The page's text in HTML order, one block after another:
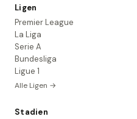
Ligen
Premier League
La Liga
Serie A
Bundesliga
Ligue 1
Alle Ligen →
Stadien